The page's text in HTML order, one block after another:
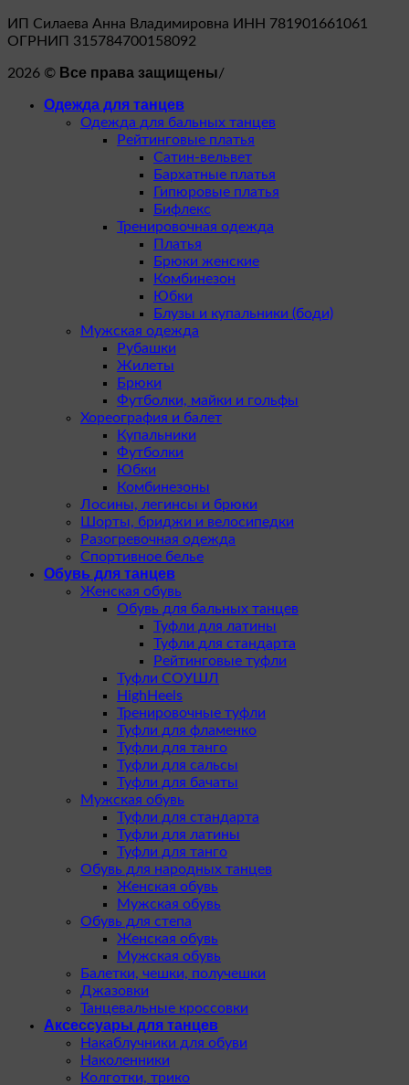
ИП Силаева Анна Владимировна ИНН 781901661061
ОГРНИП 315784700158092
2026 © Все права защищены/
Одежда для танцев
Одежда для бальных танцев
Рейтинговые платья
Сатин-вельвет
Бархатные платья
Гипюровые платья
Бифлекс
Тренировочная одежда
Платья
Брюки женские
Комбинезон
Юбки
Блузы и купальники (боди)
Мужская одежда
Рубашки
Жилеты
Брюки
Футболки, майки и гольфы
Хореография и балет
Купальники
Футболки
Юбки
Комбинезоны
Лосины, легинсы и брюки
Шорты, бриджи и велосипедки
Разогревочная одежда
Спортивное белье
Обувь для танцев
Женская обувь
Обувь для бальных танцев
Туфли для латины
Туфли для стандарта
Рейтинговые туфли
Туфли СОУШЛ
HighHeels
Тренировочные туфли
Туфли для фламенко
Туфли для танго
Туфли для сальсы
Туфли для бачаты
Мужская обувь
Туфли для стандарта
Туфли для латины
Туфли для танго
Обувь для народных танцев
Женская обувь
Мужская обувь
Обувь для степа
Женская обувь
Мужская обувь
Балетки, чешки, получешки
Джазовки
Танцевальные кроссовки
Аксессуары для танцев
Накаблучники для обуви
Наколенники
Колготки, трико